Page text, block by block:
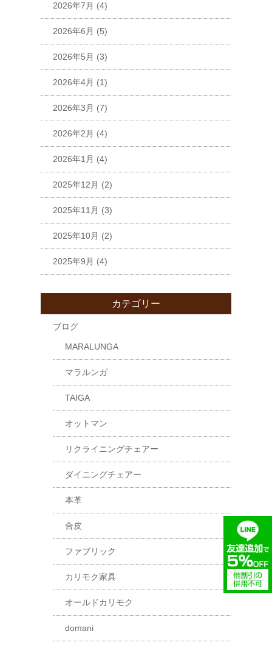
2026年7月 (4)
2026年6月 (5)
2026年5月 (3)
2026年4月 (1)
2026年3月 (7)
2026年2月 (4)
2026年1月 (4)
2025年12月 (2)
2025年11月 (3)
2025年10月 (2)
2025年9月 (4)
カテゴリー
ブログ
MARALUNGA
マラルンガ
TAIGA
オットマン
リクライニングチェアー
ダイニングチェアー
本革
合皮
ファブリック
カリモク家具
オールドカリモク
domani